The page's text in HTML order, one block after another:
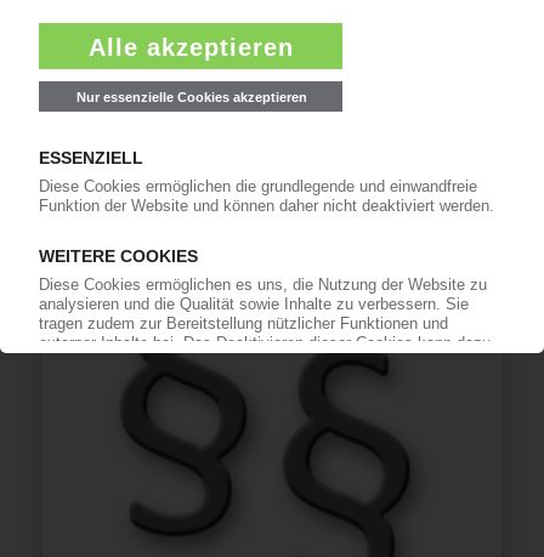
Halbzeughersteller errichtet neue Logistikhalle
/ Frei werdende Flächen ermöglichen den